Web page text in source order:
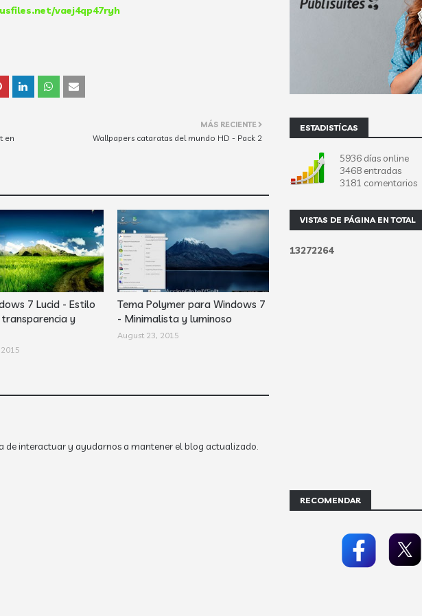
vaej4qp47ryh
MÁS RECIENTE
Wallpapers cataratas del mundo HD - Pack 2
en
7 Lucid - Estilo
y
Tema Polymer para Windows 7
- Minimalista y luminoso
August 23, 2015
de interactuar y ayudarnos a mantener el blog actualizado.
ESTADISTÍCAS
5936 días online
3468 entradas
3181 comentarios
VISTAS DE PÁGINA EN TOTAL
13272264
RECOMENDAR